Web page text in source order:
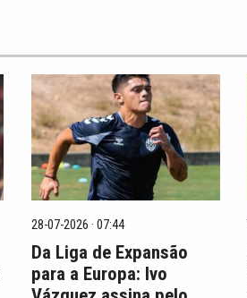
28-07-2026 · 07:44
Da Liga de Expansão
para a Europa: Ivo